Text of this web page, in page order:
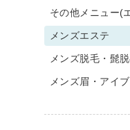
その他メニュー(
メンズエステ
メンズ脱毛・髭
メンズ眉・アイ